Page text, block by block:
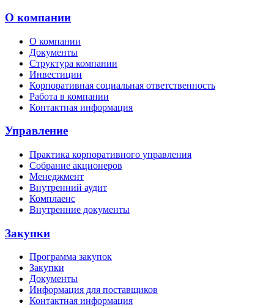
О компании
О компании
Документы
Структура компании
Инвестиции
Корпоративная социальная ответственность
Работа в компании
Контактная информация
Управление
Практика корпоративного управления
Собрание акционеров
Менеджмент
Внутренний аудит
Комплаенс
Внутренние документы
Закупки
Программа закупок
Закупки
Документы
Информация для поставщиков
Контактная информация